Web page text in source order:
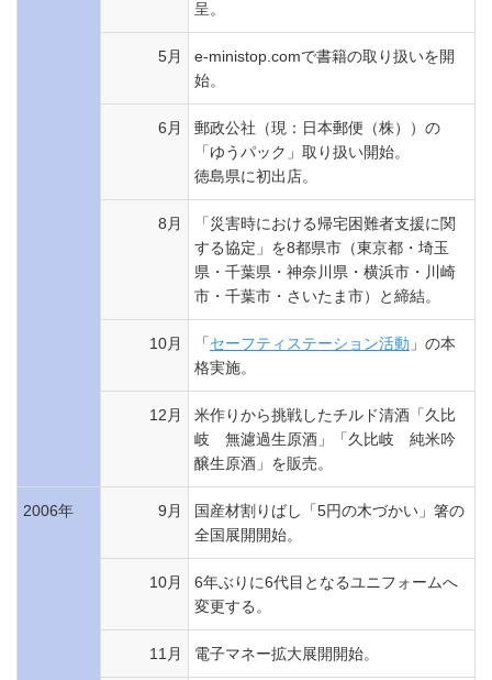
呈。
5月
e-ministop.comで書籍の取り扱いを開
始。
6月
郵政公社（現：日本郵便（株））の
「ゆうパック」取り扱い開始。
徳島県に初出店。
8月
「災害時における帰宅困難者支援に関
する協定」を8都県市（東京都・埼玉
県・千葉県・神奈川県・横浜市・川崎
市・千葉市・さいたま市）と締結。
10月 「セーフティステーション活動 」の本
格実施。
12月
米作りから挑戦したチルド清酒「久比
岐 無濾過生原酒」「久比岐 純米吟
醸生原酒」を販売。
2006年 9月
国産材割りばし「5円の木づかい」箸の
全国展開開始。
10月
6年ぶりに6代目となるユニフォームへ
変更する。
11月 電子マネー拡大展開開始。